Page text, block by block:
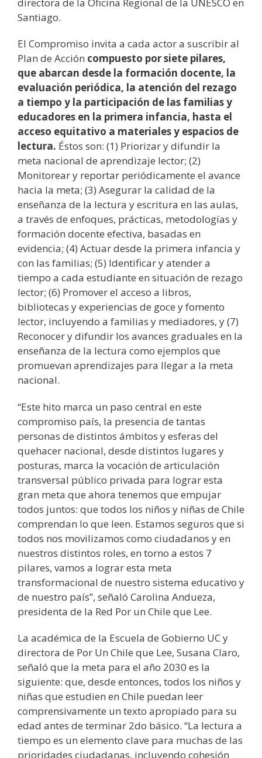
Santiago.
El Compromiso invita a cada actor a suscribir al
Plan de Acción compuesto por siete pilares,
que abarcan desde la formación docente, la
evaluación periódica, la atención del rezago
a tiempo y la participación de las familias y
educadores en la primera infancia, hasta el
acceso equitativo a materiales y espacios de
lectura. Éstos son: (1) Priorizar y difundir la
meta nacional de aprendizaje lector; (2)
Monitorear y reportar periódicamente el avance
hacia la meta; (3) Asegurar la calidad de la
enseñanza de la lectura y escritura en las aulas,
a través de enfoques, prácticas, metodologías y
formación docente efectiva, basadas en
evidencia; (4) Actuar desde la primera infancia y
con las familias; (5) Identificar y atender a
tiempo a cada estudiante en situación de rezago
lector; (6) Promover el acceso a libros,
bibliotecas y experiencias de goce y fomento
lector, incluyendo a familias y mediadores, y (7)
Reconocer y difundir los avances graduales en la
enseñanza de la lectura como ejemplos que
promuevan aprendizajes para llegar a la meta
nacional.
“Este hito marca un paso central en este
compromiso país, la presencia de tantas
personas de distintos ámbitos y esferas del
quehacer nacional, desde distintos lugares y
posturas, marca la vocación de articulación
transversal público privada para lograr esta
gran meta que ahora tenemos que empujar
todos juntos: que todos los niños y niñas de Chile
comprendan lo que leen. Estamos seguros que si
todos nos movilizamos como ciudadanos y en
nuestros distintos roles, en torno a estos 7
pilares, vamos a lograr esta meta
transformacional de nuestro sistema educativo y
de nuestro país”, señaló Carolina Andueza,
presidenta de la Red Por un Chile que Lee.
La académica de la Escuela de Gobierno UC y
directora de Por Un Chile que Lee, Susana Claro,
señaló que la meta para el año 2030 es la
siguiente: que, desde entonces, todos los niños y
niñas que estudien en Chile puedan leer
comprensivamente un texto apropiado para su
edad antes de terminar 2do básico. “La lectura a
tiempo es un elemento clave para muchas de las
prioridades ciudadanas, incluyendo cohesión